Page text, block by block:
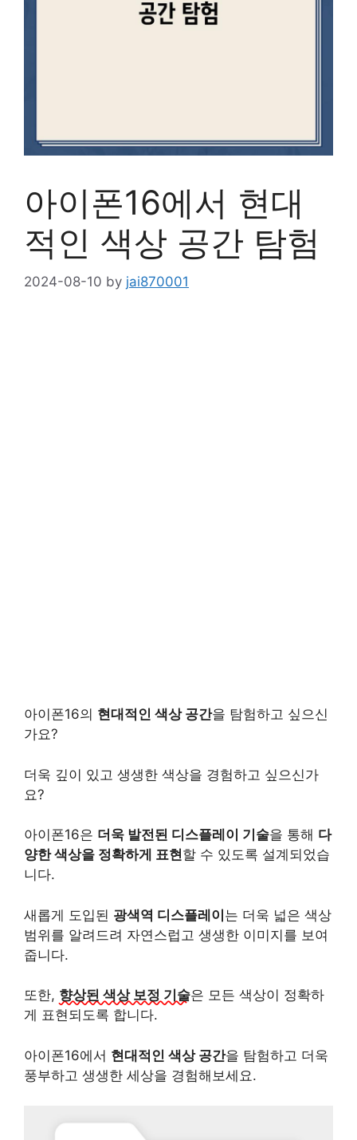
아이폰16에서 현대
적인 색상 공간 탐험
2024-08-10 by jai870001
아이폰16의 현대적인 색상 공간을 탐험하고 싶으신
가요?
더욱 깊이 있고 생생한 색상을 경험하고 싶으신가
요?
아이폰16은 더욱 발전된 디스플레이 기술을 통해 다
양한 색상을 정확하게 표현할 수 있도록 설계되었습
니다.
새롭게 도입된 광색역 디스플레이는 더욱 넓은 색상
범위를 알려드려 자연스럽고 생생한 이미지를 보여
줍니다.
또한, 향상된 색상 보정 기술은 모든 색상이 정확하
게 표현되도록 합니다.
아이폰16에서 현대적인 색상 공간을 탐험하고 더욱
풍부하고 생생한 세상을 경험해보세요.